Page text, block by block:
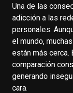
Una de las
adicción a las
personales.
el mundo,
están más cerca.
comparación
generando
cara.